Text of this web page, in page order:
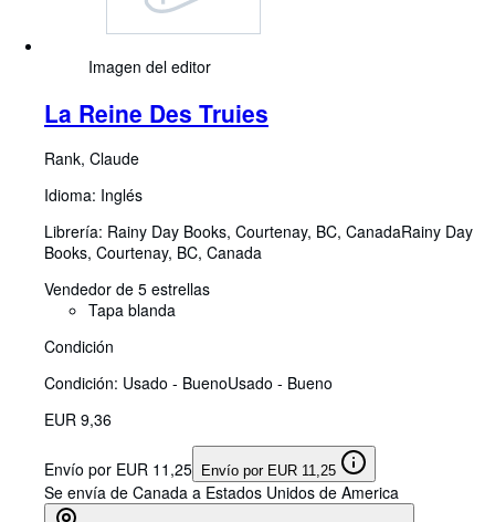
Imagen del editor
La Reine Des Truies
Rank, Claude
Idioma: Inglés
Librería: Rainy Day Books, Courtenay, BC, CanadaRainy Day
Books, Courtenay, BC, Canada
Vendedor de 5 estrellas
Tapa blanda
Condición
Condición: Usado - BuenoUsado - Bueno
EUR 9,36
Envío por EUR 11,25 Envío por EUR 11,25
Se envía de Canada a Estados Unidos de America